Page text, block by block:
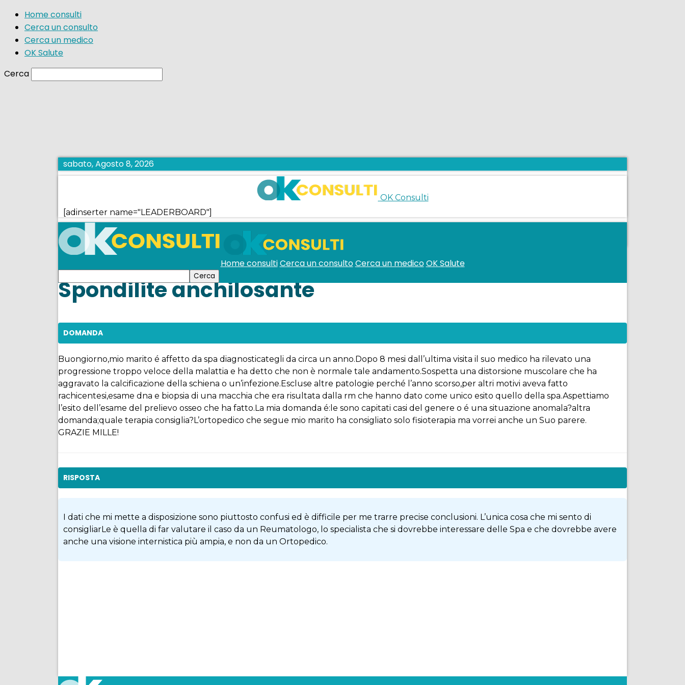
Home consulti
Cerca un consulto
Cerca un medico
OK Salute
Cerca
sabato, Agosto 8, 2026
OK Consulti
[adinserter name="LEADERBOARD"]
Home consultiCerca un consultoCerca un medicoOK Salute
Spondilite anchilosante
DOMANDA
Buongiorno,mio marito é affetto da spa diagnosticategli da circa un anno.Dopo 8 mesi dall’ultima visita il suo medico ha rilevato una
progressione troppo veloce della malattia e ha detto che non è normale tale andamento.Sospetta una distorsione muscolare che ha
aggravato la calcificazione della schiena o un’infezione.Escluse altre patologie perché l’anno scorso,per altri motivi aveva fatto
rachicentesi,esame dna e biopsia di una macchia che era risultata dalla rm che hanno dato come unico esito quello della spa.Aspettiamo
l’esito dell’esame del prelievo osseo che ha fatto.La mia domanda é:le sono capitati casi del genere o é una situazione anomala?altra
domanda;quale terapia consiglia?L’ortopedico che segue mio marito ha consigliato solo fisioterapia ma vorrei anche un Suo parere.
GRAZIE MILLE!
RISPOSTA
I dati che mi mette a disposizione sono piuttosto confusi ed è difficile per me trarre precise conclusioni. L’unica cosa che mi sento di
consigliarLe è quella di far valutare il caso da un Reumatologo, lo specialista che si dovrebbe interessare delle Spa e che dovrebbe avere
anche una visione internistica più ampia, e non da un Ortopedico.